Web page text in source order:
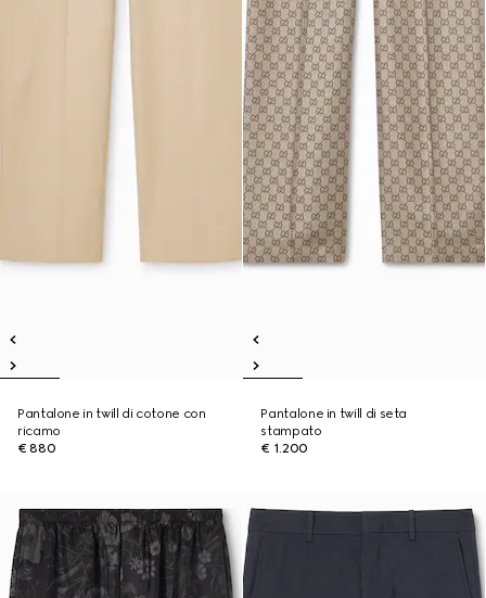
Pantalone in twill di cotone con
ricamo
€ 880
Pantalone in twill di seta
stampato
€ 1.200